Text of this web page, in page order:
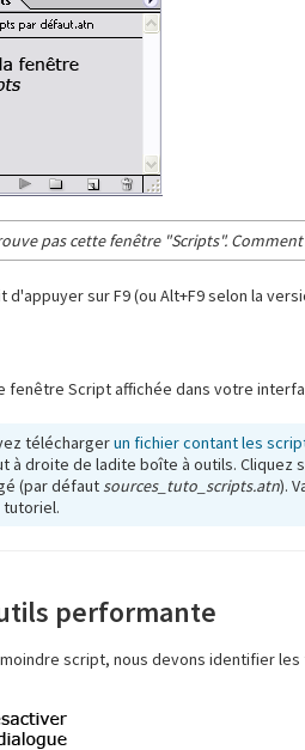
pas cette fenêtre "Scripts".
d'appuyer sur F9 (ou Alt+F9 selon la
fenêtre Script affichée dans votre
téléchargerun fichier contant les
à droite de ladite boîte à outils. Cliquez
(par défautsources_tuto_scripts.atn).
tutoriel.
performante
script, nous devons identifier